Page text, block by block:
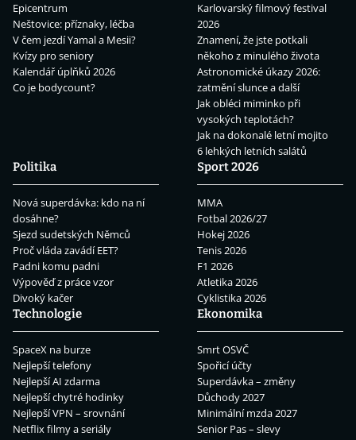
Epicentrum
Neštovice: příznaky, léčba
V čem jezdí Yamal a Mesii?
Kvízy pro seniory
Kalendář úplňků 2026
Co je bodycount?
Karlovarský filmový festival
2026
Znamení, že jste potkali
někoho z minulého života
Astronomické úkazy 2026:
zatmění slunce a další
Jak obléci miminko při
vysokých teplotách?
Jak na dokonalé letní mojito
6 lehkých letních salátů
Politika
Nová superdávka: kdo na ní
dosáhne?
Sjezd sudetských Němců
Proč vláda zavádí EET?
Padni komu padni
Výpověď z práce vzor
Divoký kačer
Sport 2026
MMA
Fotbal 2026/27
Hokej 2026
Tenis 2026
F1 2026
Atletika 2026
Cyklistika 2026
Technologie
SpaceX na burze
Nejlepší telefony
Nejlepší AI zdarma
Nejlepší chytré hodinky
Nejlepší VPN – srovnání
Netflix filmy a seriály
Ekonomika
Smrt OSVČ
Spořicí účty
Superdávka – změny
Důchody 2027
Minimální mzda 2027
Senior Pas – slevy